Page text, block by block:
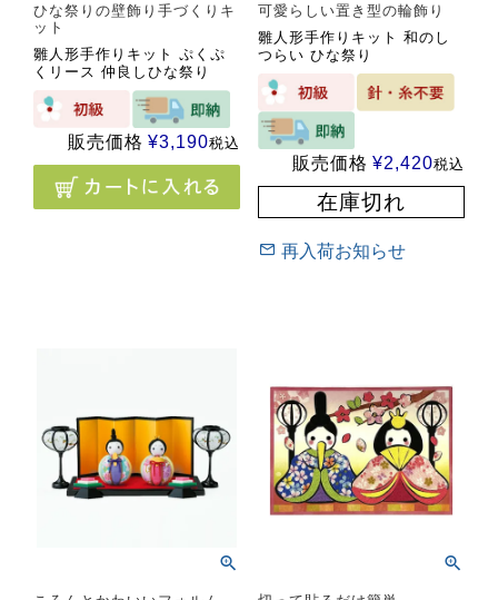
ひな祭りの壁飾り手づくりキ
ット
雛人形手作りキット ぷくぷ
くリース 仲良しひな祭り
販売価格 ¥3,190税込
可愛らしい置き型の輪飾り
雛人形手作りキット 和のし
つらい ひな祭り
販売価格 ¥2,420税込
在庫切れ
再入荷お知らせ